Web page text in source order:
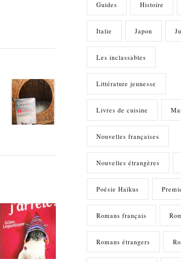
Guides Histoire
Italie Japon
Les inclassables
Littérature jeunesse
Livres de cuisine
Nouvelles françaises
Nouvelles étrangères
Poésie Haïkus
Romans français
Romans étrangers